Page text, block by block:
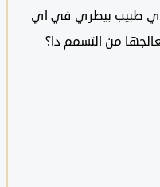
بيطري في اي
من التسمم دا؟